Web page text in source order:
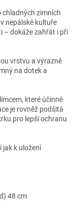
chladných zimních
nepálské kultuře
– dokáže zahřát i při
vrstvu a výrazně
na dotek a
které účinně
je rovněž podšitá
pro lepší ochranu
jak k uložení
48 cm